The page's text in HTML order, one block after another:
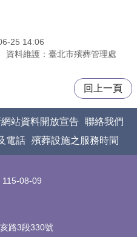
25 14:06
資料維護：臺北市殯葬管理處
回上一頁
站資料開放宣告 聯絡我們
電話 殯葬設施之服務時間
115-08-09
路3段330號